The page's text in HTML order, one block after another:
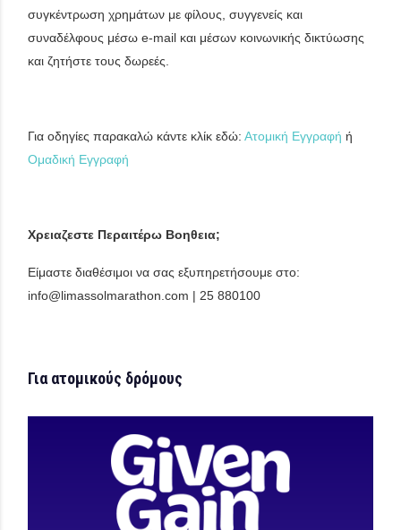
συγκέντρωση χρημάτων με φίλους, συγγενείς και
συναδέλφους μέσω e-mail και μέσων κοινωνικής δικτύωσης
και ζητήστε τους δωρεές.
Για οδηγίες παρακαλώ κάντε κλίκ εδώ: Ατομική Εγγραφή ή
Ομαδική Εγγραφή
Χρειαζεστε Περαιτέρω Βοηθεια;
Είμαστε διαθέσιμοι να σας εξυπηρετήσουμε στο:
info@limassolmarathon.com | 25 880100
Για ατομικούς δρόμους